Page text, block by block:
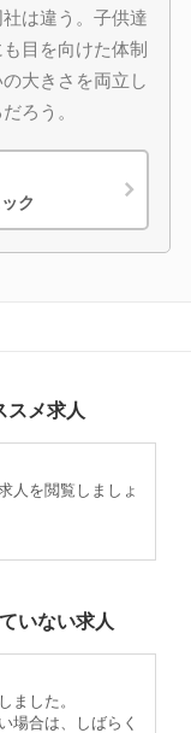
は違う。子供達
目を向けた体制
大きさを両立し
ろう。
ク
スメ求人
人を閲覧しましょ
いない求人
ました。
場合は、しばらく